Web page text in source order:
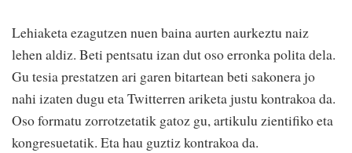
Lehiaketa ezagutzen nuen baina aurten aurkeztu naiz
lehen aldiz. Beti pentsatu izan dut oso erronka polita dela.
Gu tesia prestatzen ari garen bitartean beti sakonera jo
nahi izaten dugu eta Twitterren ariketa justu kontrakoa da.
Oso formatu zorrotzetatik gatoz gu, artikulu zientifiko eta
kongresuetatik. Eta hau guztiz kontrakoa da.